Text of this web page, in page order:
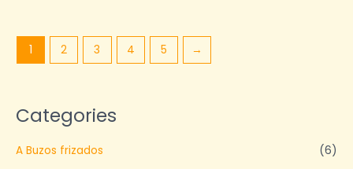
Categories
A Buzos frizados
(6)
1 2 3 4 5 →